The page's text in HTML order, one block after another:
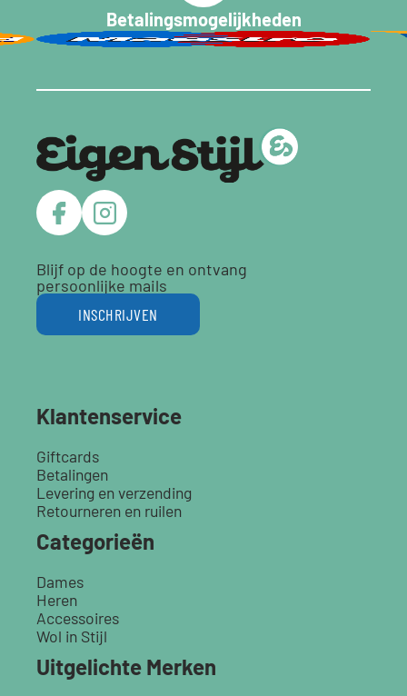
Betalingsmogelijkheden
Blijf op de hoogte en ontvang
persoonlijke mails
INSCHRIJVEN
Klantenservice
Giftcards
Betalingen
Levering en verzending
Retourneren en ruilen
Categorieën
Dames
Heren
Accessoires
Wol in Stijl
Uitgelichte Merken